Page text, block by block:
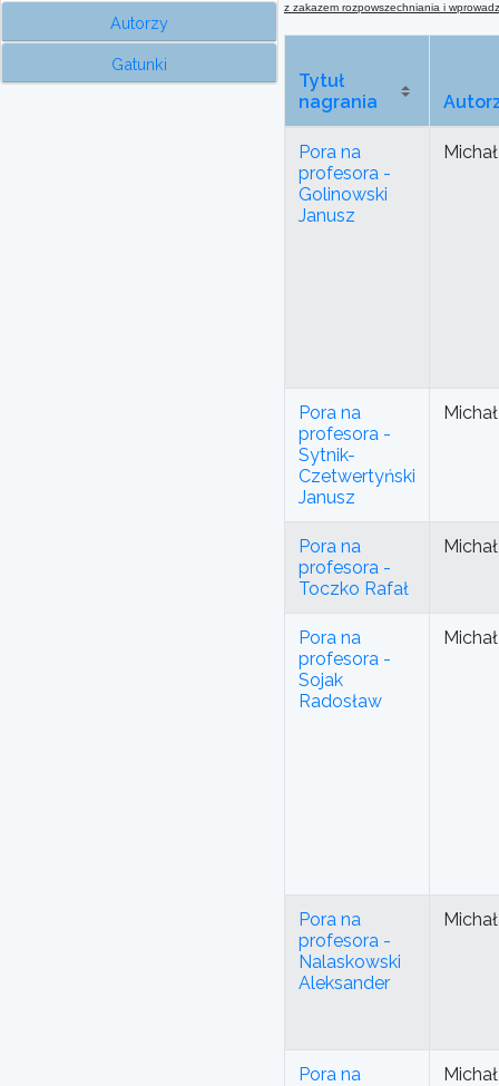
Autorzy
Gatunki
z zakazem rozpowszechniania i
Tytuł
nagrania
Pora na
profesora -
Golinowski
Janusz
Pora na
profesora -
Sytnik-
Czetwertyński
Janusz
Pora na
profesora -
Toczko Rafał
Pora na
profesora -
Sojak
Radosław
Pora na
profesora -
Nalaskowski
Aleksander
Pora na